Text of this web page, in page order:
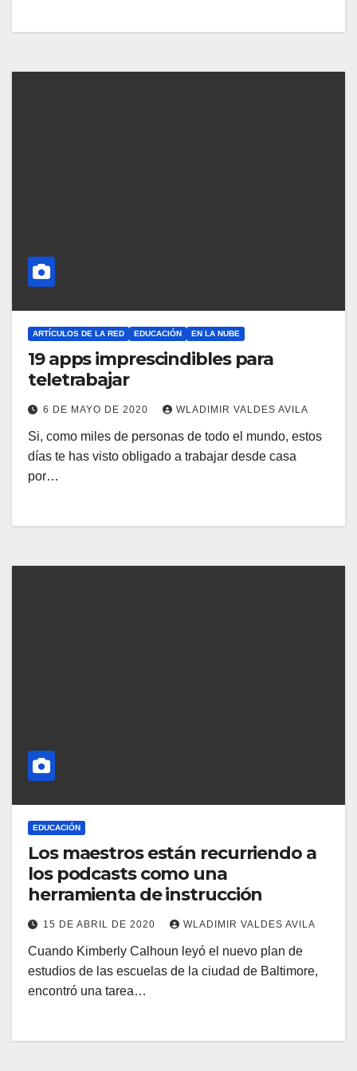
ARTÍCULOS DE LA RED EDUCACIÓN EN LA NUBE
19 apps imprescindibles para
teletrabajar
6 DE MAYO DE 2020 WLADIMIR VALDES AVILA
Si, como miles de personas de todo el mundo, estos
días te has visto obligado a trabajar desde casa
por…
EDUCACIÓN
Los maestros están recurriendo a
los podcasts como una
herramienta de instrucción
15 DE ABRIL DE 2020 WLADIMIR VALDES AVILA
Cuando Kimberly Calhoun leyó el nuevo plan de
estudios de las escuelas de la ciudad de Baltimore,
encontró una tarea…